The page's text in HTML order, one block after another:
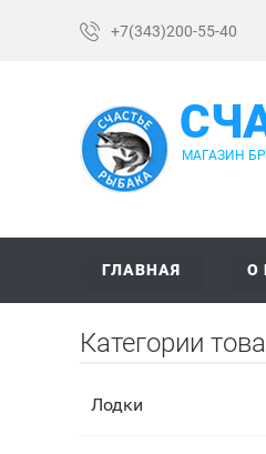
+7(343)200-55-40
МАГАЗИН
ГЛАВНАЯ О
Категории
Лодки